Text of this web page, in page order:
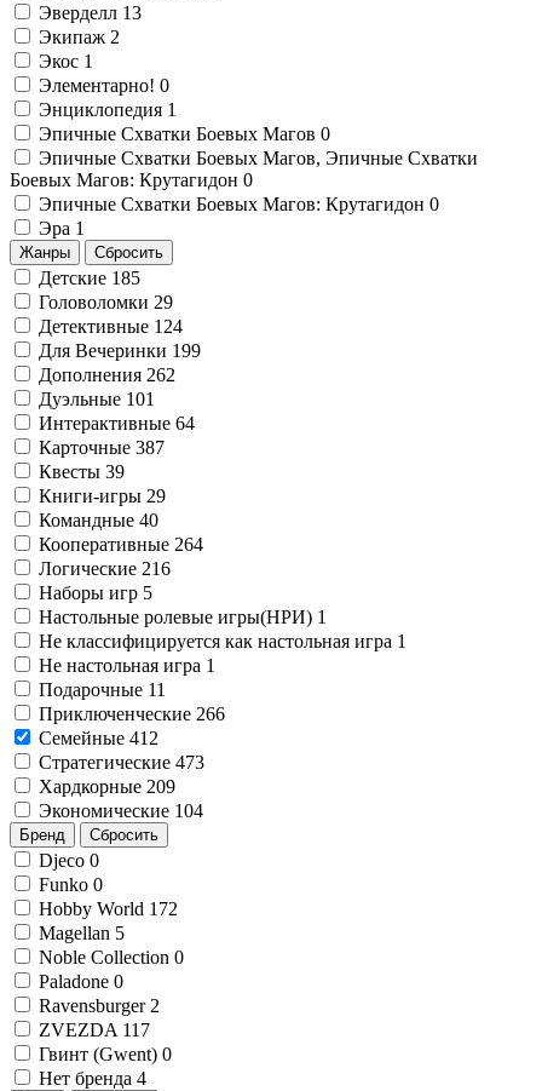
Эверделл 13
Экипаж 2
Экос 1
Элементарно! 0
Энциклопедия 1
Эпичные Схватки Боевых Магов 0
Эпичные Схватки Боевых Магов, Эпичные Схватки
Боевых Магов: Крутагидон 0
Эпичные Схватки Боевых Магов: Крутагидон 0
Эра 1
Жанры Сбросить
Детские 185
Головоломки 29
Детективные 124
Для Вечеринки 199
Дополнения 262
Дуэльные 101
Интерактивные 64
Карточные 387
Квесты 39
Книги-игры 29
Командные 40
Кооперативные 264
Логические 216
Наборы игр 5
Настольные ролевые игры(НРИ) 1
Не классифицируется как настольная игра 1
Не настольная игра 1
Подарочные 11
Приключенческие 266
Семейные 412
Стратегические 473
Хардкорные 209
Экономические 104
Бренд Сбросить
Djeco 0
Funko 0
Hobby World 172
Magellan 5
Noble Collection 0
Paladone 0
Ravensburger 2
ZVEZDA 117
Гвинт (Gwent) 0
Нет бренда 4